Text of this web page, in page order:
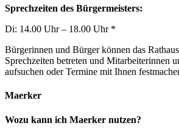
Sprechzeiten des Bürgermeisters:
Di: 14.00 Uhr – 18.00 Uhr *
Bürgerinnen und Bürger können das
Sprechzeiten betreten und Mitarbeiterinnen
aufsuchen oder Termine mit Ihnen
Maerker
Wozu kann ich Maerker nutzen?